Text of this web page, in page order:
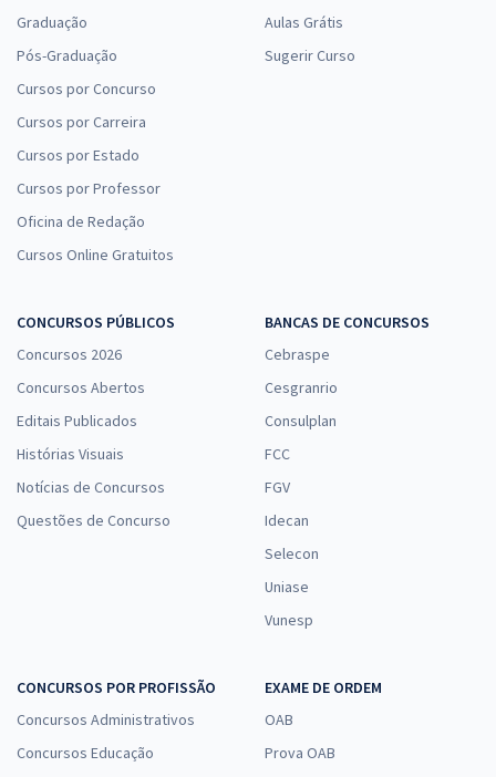
Economize R$ 119,98 (-20%)
Fazendário de Saúde Ocupacional - Serviço Social
Comprar
SEFA PA - Secretaria de Estado da Fazenda do Pará - Analista
Fazendário
à vista
R$ 52,72
SEFA PA - Secretaria de Estado da Fazenda do Pará - Conhecimentos
Psicologia (Pós-edital)
à vista
Graduação
Pós-Graduação
Cursos por Concurso
Cursos por Carreira
Cursos por Estado
Cursos por Professor
Oficina de Redação
Cursos Online Gratuitos
Aulas Grátis
Sugerir Curso
CONCURSOS PÚBLICOS
Concursos 2026
Concursos Abertos
Editais Publicados
Histórias Visuais
Notícias de Concursos
Questões de Concurso
BANCAS DE CONCURSOS
Cebraspe
Cesgranrio
Consulplan
FCC
FGV
Idecan
Selecon
Uniase
Vunesp
CONCURSOS POR PROFISSÃO
Concursos Administrativos
Concursos Educação
EXAME DE ORDEM
OAB
Prova OAB